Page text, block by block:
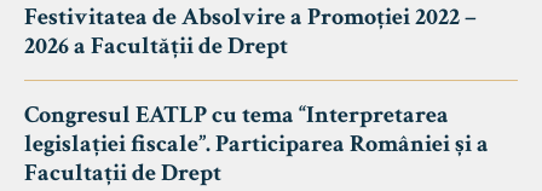
Festivitatea de Absolvire a Promoției 2022 –
2026 a Facultății de Drept
Congresul EATLP cu tema “Interpretarea
legislației fiscale”. Participarea României și a
Facultații de Drept